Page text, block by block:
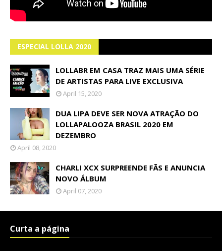
ESPECIAL LOLLA 2020
LOLLABR EM CASA TRAZ MAIS UMA SÉRIE
DE ARTISTAS PARA LIVE EXCLUSIVA
April 15, 2020
DUA LIPA DEVE SER NOVA ATRAÇÃO DO
LOLLAPALOOZA BRASIL 2020 EM
DEZEMBRO
April 08, 2020
CHARLI XCX SURPREENDE FÃS E ANUNCIA
NOVO ÁLBUM
April 07, 2020
Curta a página